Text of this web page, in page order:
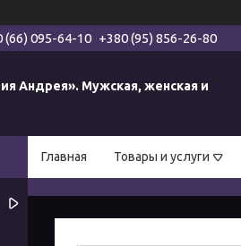
(66) 095-64-10 +380 (95) 856-26-80
Андрея». Мужская, женская и
Главная Товары и услуги